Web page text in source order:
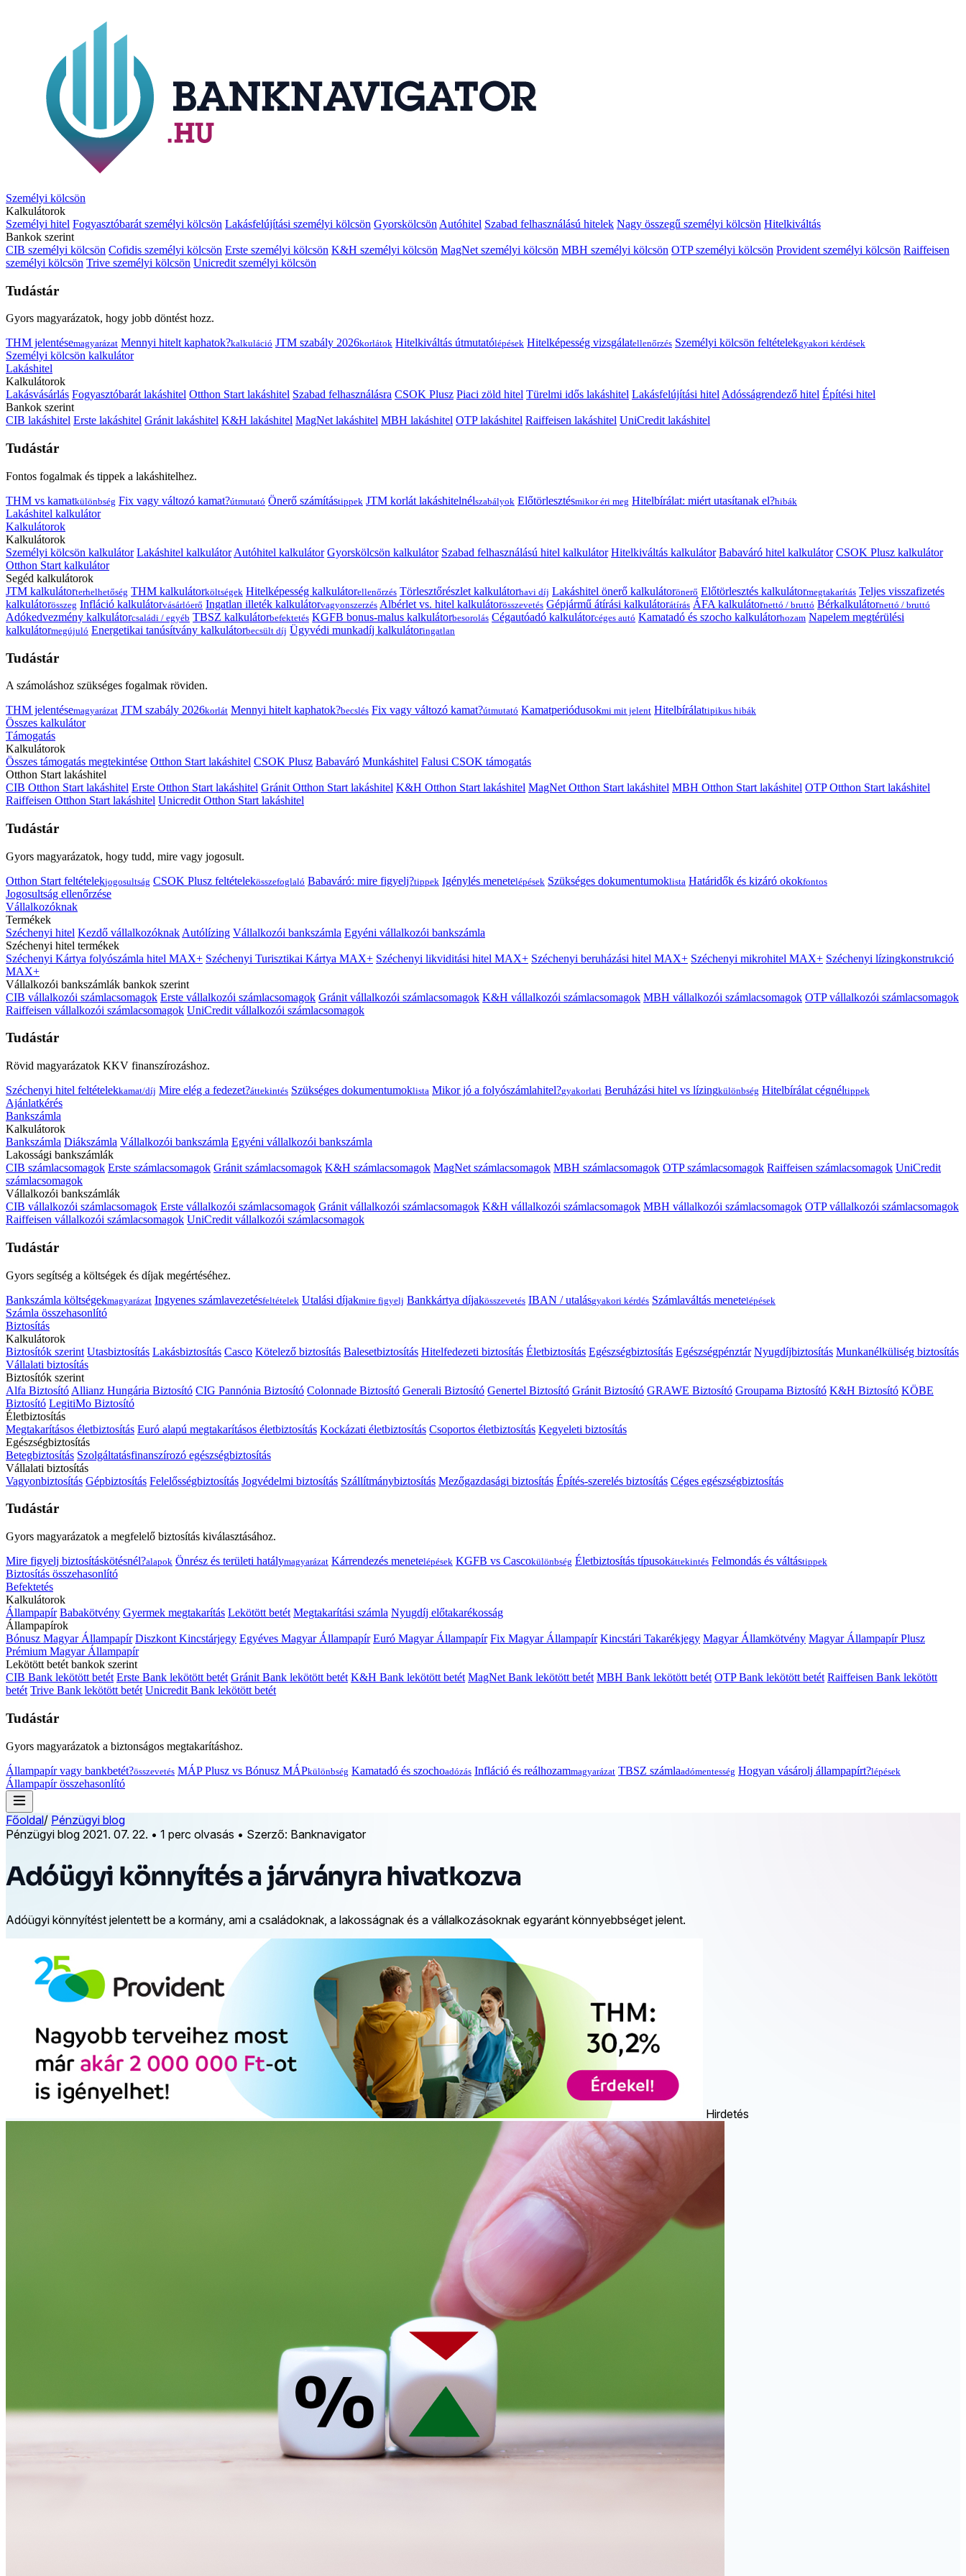
Személyi kölcsön
Kalkulátorok
Személyi hitel Fogyasztóbarát személyi kölcsön Lakásfelújítási személyi kölcsön Gyorskölcsön Autóhitel Szabad felhasználású hitelek Nagy összegű személyi kölcsön Hitelkiváltás
Bankok szerint
CIB személyi kölcsön Cofidis személyi kölcsön Erste személyi kölcsön K&H személyi kölcsön MagNet személyi kölcsön MBH személyi kölcsön OTP személyi kölcsön Provident személyi kölcsön Raiffeisen
személyi kölcsön Trive személyi kölcsön Unicredit személyi kölcsön
Tudástár
Gyors magyarázatok, hogy jobb döntést hozz.
THM jelentésemagyarázat Mennyi hitelt kaphatok?kalkuláció JTM szabály 2026korlátok Hitelkiváltás útmutatólépések Hitelképesség vizsgálatellenőrzés Személyi kölcsön feltételekgyakori kérdések
Személyi kölcsön kalkulátor
Lakáshitel
Kalkulátorok
Lakásvásárlás Fogyasztóbarát lakáshitel Otthon Start lakáshitel Szabad felhasználásra CSOK Plusz Piaci zöld hitel Türelmi idős lakáshitel Lakásfelújítási hitelAdósságrendező hitel Építési hitel
Bankok szerint
CIB lakáshitel Erste lakáshitel Gránit lakáshitel K&H lakáshitel MagNet lakáshitel MBH lakáshitel OTP lakáshitel Raiffeisen lakáshitel UniCredit lakáshitel
Tudástár
Fontos fogalmak és tippek a lakáshitelhez.
THM vs kamatkülönbség Fix vagy változó kamat?útmutató Önerő számítástippek JTM korlát lakáshitelnélszabályok Előtörlesztésmikor éri meg Hitelbírálat: miért utasítanak el?hibák
Lakáshitel kalkulátor
Kalkulátorok
Kalkulátorok
Személyi kölcsön kalkulátor Lakáshitel kalkulátor Autóhitel kalkulátor Gyorskölcsön kalkulátor Szabad felhasználású hitel kalkulátor Hitelkiváltás kalkulátor Babaváró hitel kalkulátor CSOK Plusz kalkulátor
Otthon Start kalkulátor
Segéd kalkulátorok
JTM kalkulátorterhelhetőség THM kalkulátorköltségek Hitelképesség kalkulátorellenőrzés Törlesztőrészlet kalkulátorhavi díj Lakáshitel önerő kalkulátorönerő Előtörlesztés kalkulátormegtakarítás Teljes visszafizetés
kalkulátorösszeg Infláció kalkulátorvásárlóerő Ingatlan illeték kalkulátorvagyonszerzés Albérlet vs. hitel kalkulátorösszevetés Gépjármű átírási kalkulátorátírás ÁFA kalkulátornettó / bruttó Bérkalkulátornettó / bruttó
Adókedvezmény kalkulátorcsaládi / egyéb TBSZ kalkulátorbefektetés KGFB bonus-malus kalkulátorbesorolás Cégautóadó kalkulátorcéges autó Kamatadó és szocho kalkulátorhozam Napelem megtérülési
kalkulátormegújuló Energetikai tanúsítvány kalkulátorbecsült díj Ügyvédi munkadíj kalkulátoringatlan
Tudástár
A számoláshoz szükséges fogalmak röviden.
THM jelentésemagyarázat JTM szabály 2026korlát Mennyi hitelt kaphatok?becslés Fix vagy változó kamat?útmutató Kamatperiódusokmi mit jelent Hitelbírálattipikus hibák
Összes kalkulátor
Támogatás
Kalkulátorok
Összes támogatás megtekintése Otthon Start lakáshitel CSOK Plusz Babaváró Munkáshitel Falusi CSOK támogatás
Otthon Start lakáshitel
CIB Otthon Start lakáshitel Erste Otthon Start lakáshitel Gránit Otthon Start lakáshitel K&H Otthon Start lakáshitel MagNet Otthon Start lakáshitel MBH Otthon Start lakáshitel OTP Otthon Start lakáshitel
Raiffeisen Otthon Start lakáshitel Unicredit Otthon Start lakáshitel
Tudástár
Gyors magyarázatok, hogy tudd, mire vagy jogosult.
Otthon Start feltételekjogosultság CSOK Plusz feltételekösszefoglaló Babaváró: mire figyelj?tippek Igénylés menetelépések Szükséges dokumentumoklista Határidők és kizáró okokfontos
Jogosultság ellenőrzése
Vállalkozóknak
Termékek
Széchenyi hitel Kezdő vállalkozóknak Autólízing Vállalkozói bankszámla Egyéni vállalkozói bankszámla
Széchenyi hitel termékek
Széchenyi Kártya folyószámla hitel MAX+ Széchenyi Turisztikai Kártya MAX+ Széchenyi likviditási hitel MAX+ Széchenyi beruházási hitel MAX+ Széchenyi mikrohitel MAX+ Széchenyi lízingkonstrukció
MAX+
Vállalkozói bankszámlák bankok szerint
CIB vállalkozói számlacsomagok Erste vállalkozói számlacsomagok Gránit vállalkozói számlacsomagok K&H vállalkozói számlacsomagok MBH vállalkozói számlacsomagok OTP vállalkozói számlacsomagok
Raiffeisen vállalkozói számlacsomagok UniCredit vállalkozói számlacsomagok
Tudástár
Rövid magyarázatok KKV finanszírozáshoz.
Széchenyi hitel feltételekkamat/díj Mire elég a fedezet?áttekintés Szükséges dokumentumoklista Mikor jó a folyószámlahitel?gyakorlati Beruházási hitel vs lízingkülönbség Hitelbírálat cégnéltippek
Ajánlatkérés
Bankszámla
Kalkulátorok
Bankszámla Diákszámla Vállalkozói bankszámla Egyéni vállalkozói bankszámla
Lakossági bankszámlák
CIB számlacsomagok Erste számlacsomagok Gránit számlacsomagok K&H számlacsomagok MagNet számlacsomagok MBH számlacsomagok OTP számlacsomagok Raiffeisen számlacsomagok UniCredit
számlacsomagok
Vállalkozói bankszámlák
CIB vállalkozói számlacsomagok Erste vállalkozói számlacsomagok Gránit vállalkozói számlacsomagok K&H vállalkozói számlacsomagok MBH vállalkozói számlacsomagok OTP vállalkozói számlacsomagok
Raiffeisen vállalkozói számlacsomagok UniCredit vállalkozói számlacsomagok
Tudástár
Gyors segítség a költségek és díjak megértéséhez.
Bankszámla költségekmagyarázat Ingyenes számlavezetésfeltételek Utalási díjakmire figyelj Bankkártya díjakösszevetés IBAN / utalásgyakori kérdés Számlaváltás menetelépések
Számla összehasonlító
Biztosítás
Kalkulátorok
Biztosítók szerint Utasbiztosítás Lakásbiztosítás Casco Kötelező biztosítás Balesetbiztosítás Hitelfedezeti biztosítás Életbiztosítás Egészségbiztosítás Egészségpénztár Nyugdíjbiztosítás Munkanélküliség biztosítás
Vállalati biztosítás
Biztosítók szerint
Alfa Biztosító Allianz Hungária Biztosító CIG Pannónia Biztosító Colonnade Biztosító Generali Biztosító Genertel Biztosító Gránit Biztosító GRAWE Biztosító Groupama Biztosító K&H Biztosító KÖBE
Biztosító LegitiMo Biztosító
Életbiztosítás
Megtakarításos életbiztosítás Euró alapú megtakarításos életbiztosítás Kockázati életbiztosítás Csoportos életbiztosítás Kegyeleti biztosítás
Egészségbiztosítás
Betegbiztosítás Szolgáltatásfinanszírozó egészségbiztosítás
Vállalati biztosítás
Vagyonbiztosítás Gépbiztosítás Felelősségbiztosítás Jogvédelmi biztosítás Szállítmánybiztosítás Mezőgazdasági biztosítás Építés-szerelés biztosítás Céges egészségbiztosítás
Tudástár
Gyors magyarázatok a megfelelő biztosítás kiválasztásához.
Mire figyelj biztosításkötésnél?alapok Önrész és területi hatálymagyarázat Kárrendezés menetelépések KGFB vs Cascokülönbség Életbiztosítás típusokáttekintés Felmondás és váltástippek
Biztosítás összehasonlító
Befektetés
Kalkulátorok
Állampapír Babakötvény Gyermek megtakarítás Lekötött betét Megtakarítási számla Nyugdíj előtakarékosság
Állampapírok
Bónusz Magyar Állampapír Diszkont Kincstárjegy Egyéves Magyar Állampapír Euró Magyar Állampapír Fix Magyar Állampapír Kincstári Takarékjegy Magyar Államkötvény Magyar Állampapír Plusz
Prémium Magyar Állampapír
Lekötött betét bankok szerint
CIB Bank lekötött betét Erste Bank lekötött betét Gránit Bank lekötött betét K&H Bank lekötött betét MagNet Bank lekötött betét MBH Bank lekötött betét OTP Bank lekötött betét Raiffeisen Bank lekötött
betét Trive Bank lekötött betét Unicredit Bank lekötött betét
Tudástár
Gyors magyarázatok a biztonságos megtakarításhoz.
Állampapír vagy bankbetét?összevetés MÁP Plusz vs Bónusz MÁPkülönbség Kamatadó és szochoadózás Infláció és reálhozammagyarázat TBSZ számlaadómentesség Hogyan vásárolj állampapírt?lépések
Állampapír összehasonlító
Főoldal/ Pénzügyi blog
Pénzügyi blog 2021. 07. 22. • 1 perc olvasás • Szerző: Banknavigator
Adóügyi könnyítés a járványra hivatkozva
Adóügyi könnyítést jelentett be a kormány, ami a családoknak, a lakosságnak és a vállalkozásoknak egyaránt könnyebbséget jelent.
Hirdetés